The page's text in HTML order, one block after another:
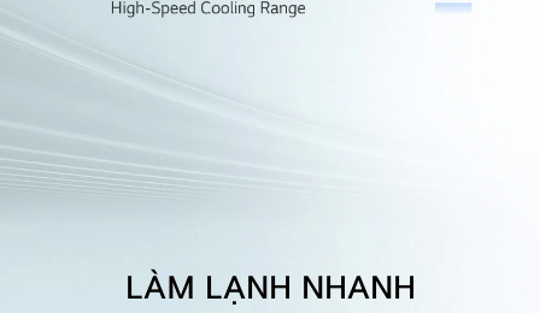
LÀM LẠNH NHANH